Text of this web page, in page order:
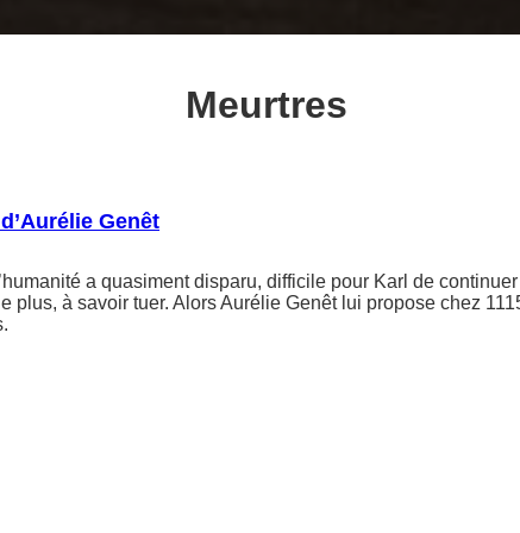
Meurtres
Genêt
a quasiment disparu, difficile pour Karl de continuer
plus, à savoir tuer. Alors Aurélie Genêt lui propose chez